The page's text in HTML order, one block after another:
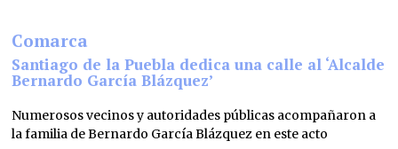
Comarca
Santiago de la Puebla dedica una calle al ‘Alcalde
Bernardo García Blázquez’
Numerosos vecinos y autoridades públicas acompañaron a
la familia de Bernardo García Blázquez en este acto